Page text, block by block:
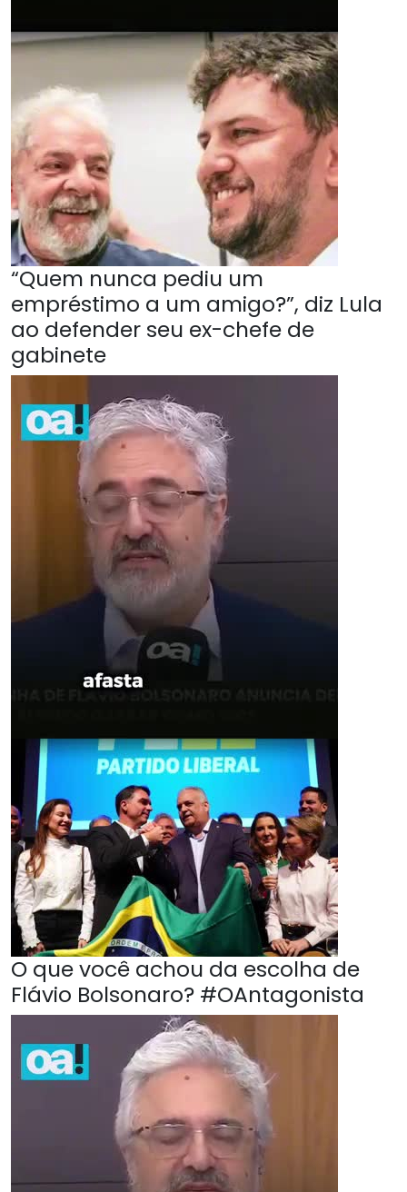
“Quem nunca pediu um
empréstimo a um amigo?”, diz Lula
ao defender seu ex-chefe de
gabinete
O que você achou da escolha de
Flávio Bolsonaro? #OAntagonista